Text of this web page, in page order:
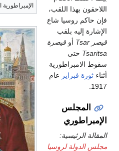
الإمبراطورية
اللاحقون بهذا اللقب،
فإن حاكم روسيا شاع
الإشارة إليه بلقب
قيصر Tsar
أو قيصرة
Tsaritsa حتى
سقوط الامبراطورية
أثناء ثورة فبراير عام
1917.
المجلس
الإمبراطوري
المقالة الرئيسية:
مجلس الدولة لروسيا